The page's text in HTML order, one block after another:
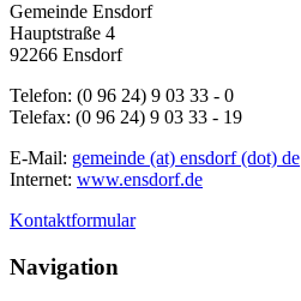
Gemeinde Ensdorf
Hauptstraße 4
92266 Ensdorf
Telefon: (0 96 24) 9 03 33 - 0
Telefax: (0 96 24) 9 03 33 - 19
E-Mail: gemeinde (at) ensdorf (dot) de
Internet: www.ensdorf.de
Kontaktformular
Navigation